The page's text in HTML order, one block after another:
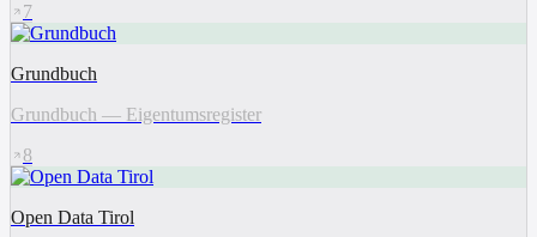
7
Grundbuch
Grundbuch — Eigentumsregister
8
Open Data Tirol